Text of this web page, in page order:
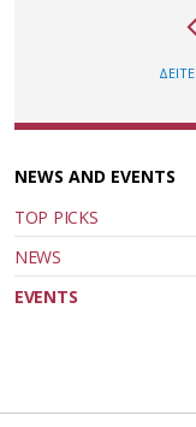
NEWS AND EVENTS
TOP PICKS
NEWS
EVENTS